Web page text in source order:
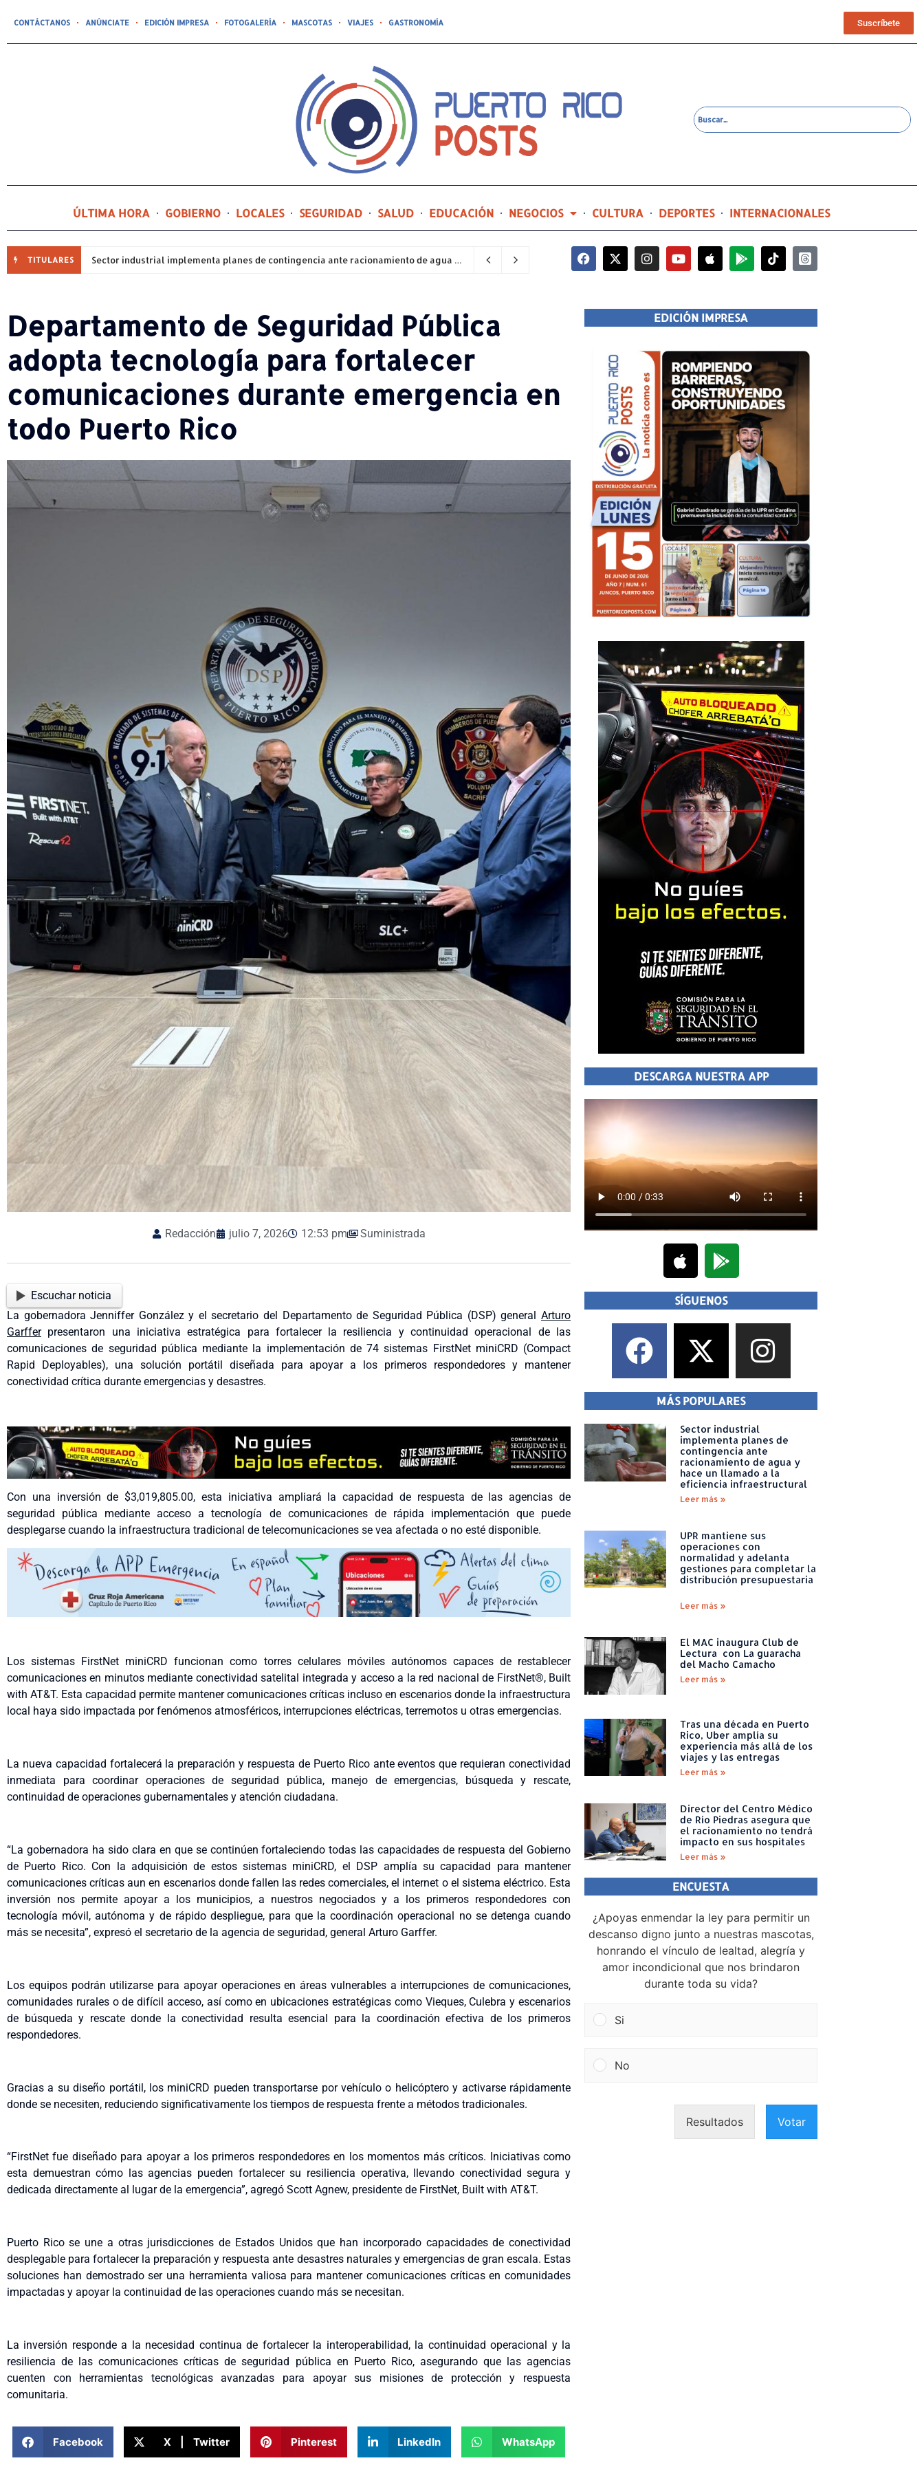
CONTÁCTANOS ANÚNCIATE EDICIÓN IMPRESA FOTOGALERÍA MASCOTAS VIAJES GASTRONOMÍA Suscríbete
ÚLTIMA HORA GOBIERNO LOCALES SEGURIDAD SALUD EDUCACIÓN NEGOCIOS CULTURA DEPORTES INTERNACIONALES
TITULARES Sector industrial implementa planes de contingencia ante racionamiento de agua y hace un llamado a la eficiencia infraestructural 16 minutos ago
Departamento de Seguridad Pública
adopta tecnología para fortalecer
comunicaciones durante emergencia en
todo Puerto Rico
Redacción julio 7, 2026 12:53 pm Suministrada
Escuchar noticia
La gobernadora Jenniffer González y el secretario del Departamento de Seguridad Pública (DSP) general Arturo
Garfferpresentaron una iniciativa estratégica para fortalecer la resiliencia y continuidad operacional de las
comunicaciones de seguridad pública mediante la implementación de 74 sistemas FirstNet miniCRD (Compact
Rapid Deployables), una solución portátil diseñada para apoyar a los primeros respondedores y mantener
conectividad crítica durante emergencias y desastres.
Con una inversión de$3,019,805.00, esta iniciativa ampliará la capacidad de respuesta de las agencias de
seguridad pública mediante acceso a tecnología de comunicaciones de rápida implementación que puede
desplegarse cuando la infraestructura tradicional de telecomunicaciones se vea afectada o no esté disponible.
Los sistemas FirstNet miniCRD funcionan como torres celulares móviles autónomos capaces de restablecer
comunicaciones en minutos mediante conectividad satelital integrada y acceso a la red nacional de FirstNet®, Built
with AT&T. Esta capacidad permite mantener comunicaciones críticas incluso en escenarios donde la infraestructura
local haya sido impactada por fenómenos atmosféricos, interrupciones eléctricas, terremotos u otras emergencias.
La nueva capacidad fortalecerá la preparación y respuesta de Puerto Rico ante eventos que requieran conectividad
inmediata para coordinar operaciones de seguridad pública, manejo de emergencias, búsqueda y rescate,
continuidad de operaciones gubernamentales y atención ciudadana.
“La gobernadora ha sido clara en que se continúen fortaleciendo todas las capacidades de respuesta del Gobierno
de Puerto Rico. Con la adquisición de estos sistemas miniCRD, el DSP amplía su capacidad para mantener
comunicaciones críticas aun en escenarios donde fallen las redes comerciales, el internet o el sistema eléctrico. Esta
inversión nos permite apoyar a los municipios, a nuestros negociados y a los primeros respondedores con
tecnología móvil, autónoma y de rápido despliegue, para que la coordinación operacional no se detenga cuando
más se necesita”, expresó el secretario de la agencia de seguridad, general Arturo Garffer.
Los equipos podrán utilizarse para apoyar operaciones en áreas vulnerables a interrupciones de comunicaciones,
comunidades rurales o de difícil acceso, así como en ubicaciones estratégicas como Vieques, Culebra y escenarios
de búsqueda y rescate donde la conectividad resulta esencial para la coordinación efectiva de los primeros
respondedores.
Gracias a su diseño portátil, los miniCRD pueden transportarse por vehículo o helicóptero y activarse rápidamente
donde se necesiten, reduciendo significativamente los tiempos de respuesta frente a métodos tradicionales.
“FirstNet fue diseñado para apoyar a los primeros respondedores en los momentos más críticos. Iniciativas como
esta demuestran cómo las agencias pueden fortalecer su resiliencia operativa, llevando conectividad segura y
dedicada directamente al lugar de la emergencia”, agregó Scott Agnew, presidente de FirstNet, Built with AT&T.
Puerto Rico se une a otras jurisdicciones de Estados Unidos que han incorporado capacidades de conectividad
desplegable para fortalecer la preparación y respuesta ante desastres naturales y emergencias de gran escala. Estas
soluciones han demostrado ser una herramienta valiosa para mantener comunicaciones críticas en comunidades
impactadas y apoyar la continuidad de las operaciones cuando más se necesitan.
La inversión responde a la necesidad continua de fortalecer la interoperabilidad, la continuidad operacional y la
resiliencia de las comunicaciones críticas de seguridad pública en Puerto Rico, asegurando que las agencias
cuenten con herramientas tecnológicas avanzadas para apoyar sus misiones de protección y respuesta
comunitaria.
Facebook X | Twitter Pinterest LinkedIn WhatsApp
EDICIÓN IMPRESA
DESCARGA NUESTRA APP
SÍGUENOS
MÁS POPULARES
Sector industrial
implementa planes de
contingencia ante
racionamiento de agua y
hace un llamado a la
eficiencia infraestructural
Leer más »
UPR mantiene sus
operaciones con
normalidad y adelanta
gestiones para completar la
distribución presupuestaria
Leer más »
El MAC inaugura Club de
Lectura con La guaracha
del Macho Camacho
Leer más »
Tras una década en Puerto
Rico, Uber amplía su
experiencia más allá de los
viajes y las entregas
Leer más »
Director del Centro Médico
de Río Piedras asegura que
el racionamiento no tendrá
impacto en sus hospitales
Leer más »
ENCUESTA
¿Apoyas enmendar la ley para permitir un
descanso digno junto a nuestras mascotas,
honrando el vínculo de lealtad, alegría y
amor incondicional que nos brindaron
durante toda su vida?
Si
No
Resultados Votar